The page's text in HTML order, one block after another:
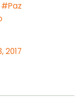
#Paz
2017